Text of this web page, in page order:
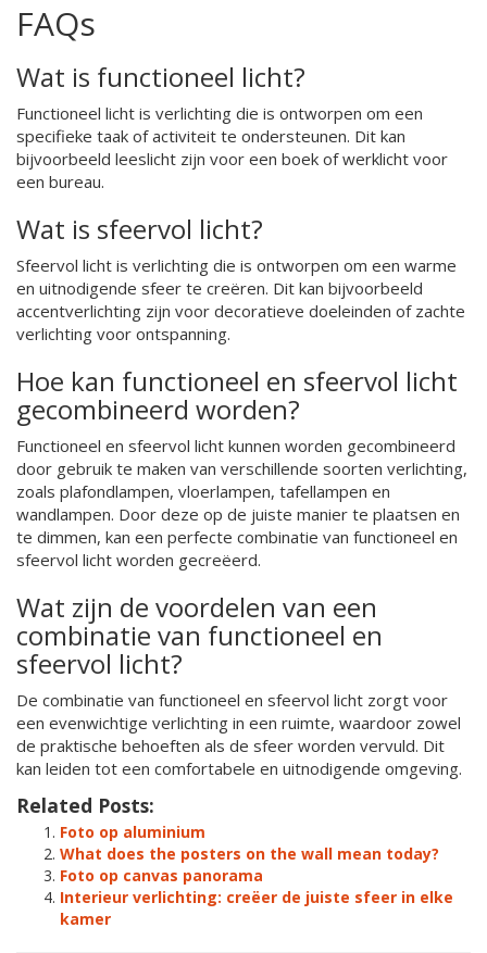
FAQs
Wat is functioneel licht?
Functioneel licht is verlichting die is ontworpen om een
specifieke taak of activiteit te ondersteunen. Dit kan
bijvoorbeeld leeslicht zijn voor een boek of werklicht voor
een bureau.
Wat is sfeervol licht?
Sfeervol licht is verlichting die is ontworpen om een warme
en uitnodigende sfeer te creëren. Dit kan bijvoorbeeld
accentverlichting zijn voor decoratieve doeleinden of zachte
verlichting voor ontspanning.
Hoe kan functioneel en sfeervol licht
gecombineerd worden?
Functioneel en sfeervol licht kunnen worden gecombineerd
door gebruik te maken van verschillende soorten verlichting,
zoals plafondlampen, vloerlampen, tafellampen en
wandlampen. Door deze op de juiste manier te plaatsen en
te dimmen, kan een perfecte combinatie van functioneel en
sfeervol licht worden gecreëerd.
Wat zijn de voordelen van een
combinatie van functioneel en
sfeervol licht?
De combinatie van functioneel en sfeervol licht zorgt voor
een evenwichtige verlichting in een ruimte, waardoor zowel
de praktische behoeften als de sfeer worden vervuld. Dit
kan leiden tot een comfortabele en uitnodigende omgeving.
Related Posts:
Foto op aluminium
What does the posters on the wall mean today?
Foto op canvas panorama
Interieur verlichting: creëer de juiste sfeer in elke
kamer